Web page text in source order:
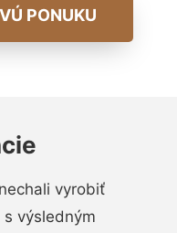
PONUKU
vyrobiť
výsledným